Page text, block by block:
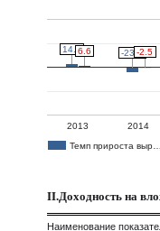
Темп прироста выр…
2013 2014
14.2
14.2 -23.8
-23.8
6.6
6.6 -2.5
-2.5
II.Доходность на
Наименование